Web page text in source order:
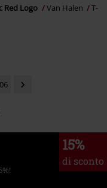
Red Logo Van Halen
T-
15%
di sconto